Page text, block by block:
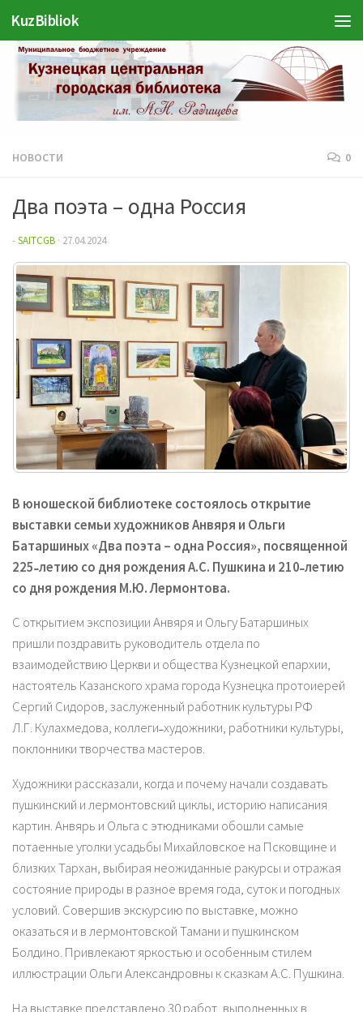
Перейти к содержимому
KuzBibliok
НОВОСТИ 0
Два поэта – одна Россия
-SAITCGB · 27.04.2024
В юношеской библиотеке состоялось открытие
выставки семьи художников Анвяря и Ольги
Батаршиных «Два поэта – одна Россия», посвященной
225˗летию со дня рождения А.С. Пушкина и 210˗летию
со дня рождения М.Ю. Лермонтова.
С открытием экспозиции Анвяря и Ольгу Батаршиных
пришли поздравить руководитель отдела по
взаимодействию Церкви и общества Кузнецкой епархии,
настоятель Казанского храма города Кузнецка протоиерей
Сергий Сидоров, заслуженный работник культуры РФ
Л.Г. Кулахмедова, коллеги˗художники, работники культуры,
поклонники творчества мастеров.
Художники рассказали, когда и почему начали создавать
пушкинский и лермонтовский циклы, историю написания
картин. Анвярь и Ольга с этюдниками обошли самые
потаенные уголки усадьбы Михайловское на Псковщине и
близких Тархан, выбирая неожиданные ракурсы и отражая
состояние природы в разное время года, суток и погодных
условий. Совершив экскурсию по выставке, можно
оказаться и в лермонтовской Тамани и пушкинском
Болдино. Привлекают яркостью и особенным стилем
иллюстрации Ольги Александровны к сказкам А.С. Пушкина.
На выставке представлено 30 работ, выполненных в